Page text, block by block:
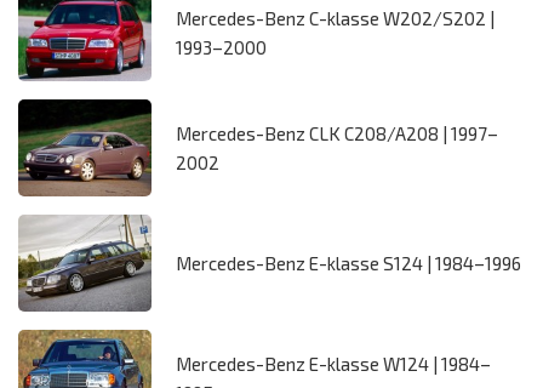
Mercedes-Benz C-klasse W202/S202 |
1993–2000
Mercedes-Benz CLK C208/A208 | 1997–
2002
Mercedes-Benz E-klasse S124 | 1984–1996
Mercedes-Benz E-klasse W124 | 1984–